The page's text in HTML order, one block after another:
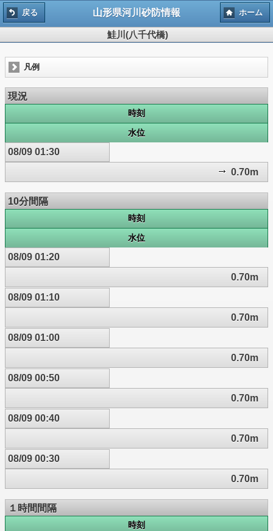
戻る 山形県河川砂防情報 ホーム
鮭川(八千代橋)
凡例
現況
時刻
水位
08/09 01:30
0.70m
10分間隔
時刻
水位
08/09 01:20
0.70m
08/09 01:10
0.70m
08/09 01:00
0.70m
08/09 00:50
0.70m
08/09 00:40
0.70m
08/09 00:30
0.70m
１時間間隔
時刻